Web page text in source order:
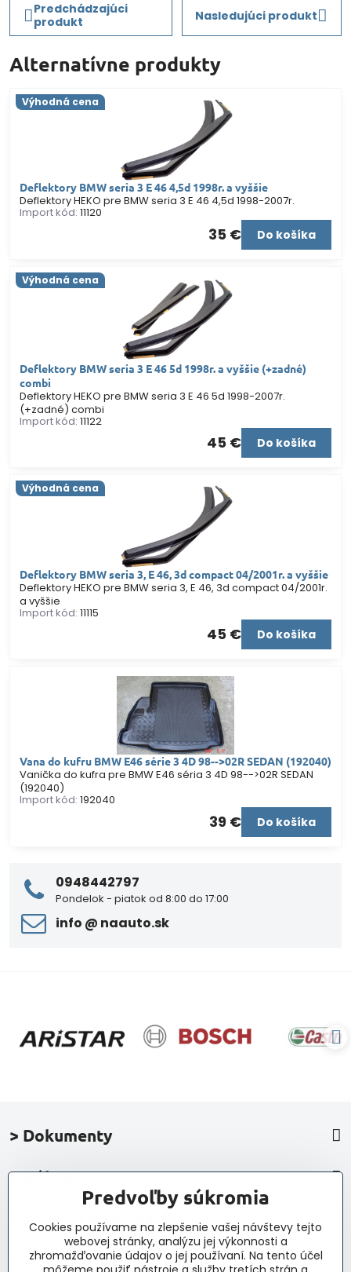
Predchádzajúci
produkt
Nasledujúci produkt
Alternatívne produkty
Deflektory BMW seria 3 E 46 4,5d 1998r. a vyššie
Výhodná cena
Deflektory HEKO pre BMW seria 3 E 46 4,5d 1998-2007r.
Import kód: 11120
35 € Do košíka
Deflektory BMW seria 3 E 46 5d 1998r. a vyššie (+zadné)
combi
Výhodná cena
Deflektory HEKO pre BMW seria 3 E 46 5d 1998-2007r.
(+zadné) combi
Import kód: 11122
45 € Do košíka
Deflektory BMW seria 3, E 46, 3d compact 04/2001r. a vyššie
Výhodná cena
Deflektory HEKO pre BMW seria 3, E 46, 3d compact 04/2001r.
a vyššie
Import kód: 11115
45 € Do košíka
Vana do kufru BMW E46 série 3 4D 98-->02R SEDAN (192040)
Vanička do kufra pre BMW E46 séria 3 4D 98-->02R SEDAN
(192040)
Import kód: 192040
39 € Do košíka
0948442797
Pondelok - piatok od 8:00 do 17:00
info ​@ naauto​.sk
> Dokumenty
> Nákup
> Kontakt a navigácia
> Novinky, články, príspevky
Predvoľby súkromia
Cookies používame na zlepšenie vašej návštevy tejto
webovej stránky, analýzu jej výkonnosti a
zhromažďovanie údajov o jej používaní. Na tento účel